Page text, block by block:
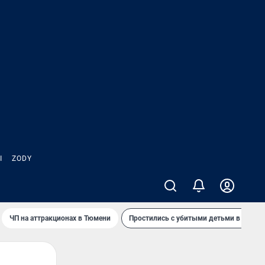
ZODY
ЧП на аттракционах в Тюмени Простились с убитыми детьми в